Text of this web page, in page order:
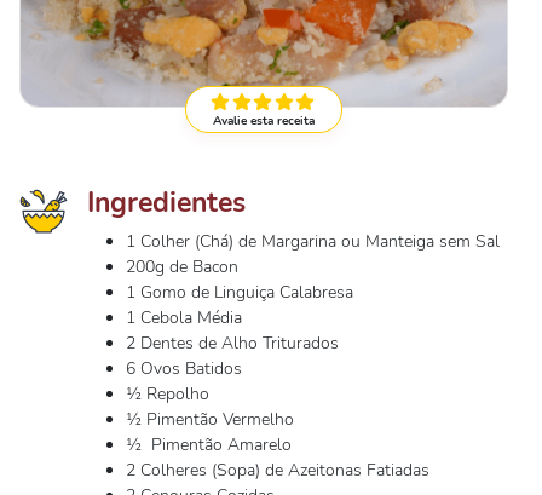
Avalie esta receita
Ingredientes
1 Colher (Chá) de Margarina ou Manteiga sem Sal
200g de Bacon
1 Gomo de Linguiça Calabresa
1 Cebola Média
2 Dentes de Alho Triturados
6 Ovos Batidos
½ Repolho
½ Pimentão Vermelho
½ Pimentão Amarelo
2 Colheres (Sopa) de Azeitonas Fatiadas